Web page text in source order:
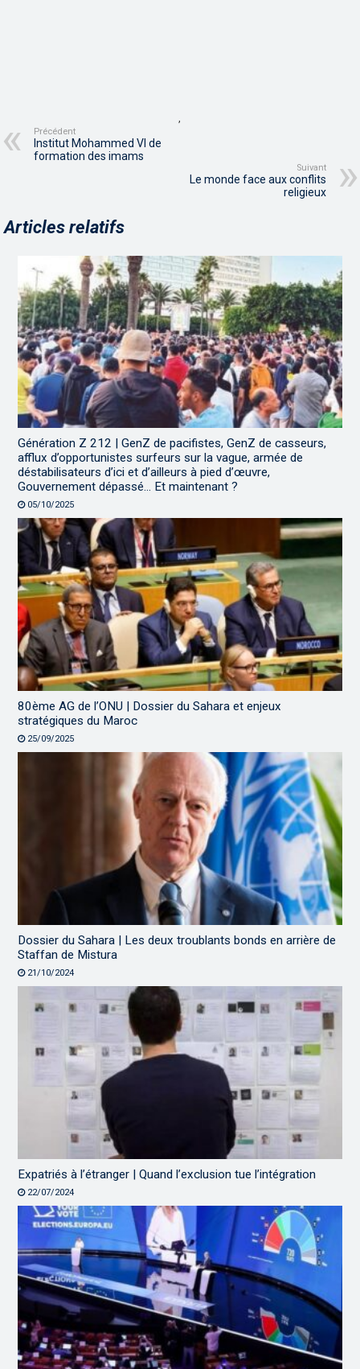
Précédent
Institut Mohammed VI de
formation des imams
Suivant
Le monde face aux conflits
religieux
Articles relatifs
Génération Z 212 | GenZ de pacifistes, GenZ de casseurs,
afflux d’opportunistes surfeurs sur la vague, armée de
déstabilisateurs d’ici et d’ailleurs à pied d’œuvre,
Gouvernement dépassé… Et maintenant ?
05/10/2025
80ème AG de l’ONU | Dossier du Sahara et enjeux
stratégiques du Maroc
25/09/2025
Dossier du Sahara | Les deux troublants bonds en arrière de
Staffan de Mistura
21/10/2024
Expatriés à l’étranger | Quand l’exclusion tue l’intégration
22/07/2024